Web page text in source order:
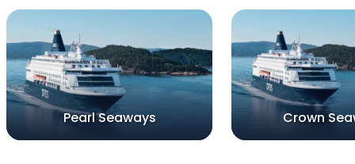
Pearl Seaways Crown